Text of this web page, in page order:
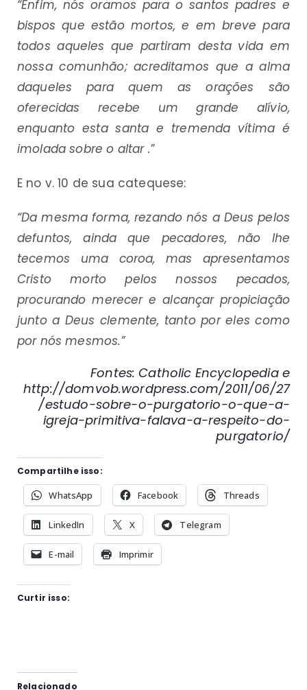
“Enfim, nós oramos para o santos padres e
bispos que estão mortos, e em breve para
todos aqueles que partiram desta vida em
nossa comunhão; acreditamos que a alma
daqueles para quem as orações são
oferecidas recebe um grande alívio,
enquanto esta santa e tremenda vítima é
imolada sobre o altar .”
E no v. 10 de sua catequese:
“Da mesma forma, rezando nós a Deus pelos
defuntos, ainda que pecadores, não lhe
tecemos uma coroa, mas apresentamos
Cristo morto pelos nossos pecados,
procurando merecer e alcançar propiciação
junto a Deus clemente, tanto por eles como
por nós mesmos.”
Fontes: Catholic Encyclopedia e
http://domvob.wordpress.com/2011/06/27
/estudo-sobre-o-purgatorio-o-que-a-
igreja-primitiva-falava-a-respeito-do-
purgatorio/
Compartilhe isso:
WhatsApp Facebook Threads
LinkedIn X Telegram
E-mail Imprimir
Curtir isso:
Relacionado